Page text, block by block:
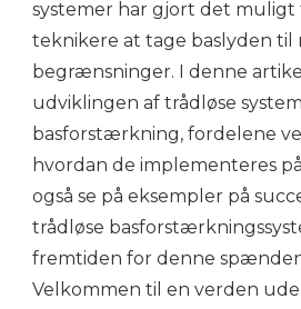
systemer har gjort det muligt
teknikere at tage baslyden til
begrænsninger. I denne
udviklingen af trådløse
basforstærkning, fordelene
hvordan de implementeres på
også se på eksempler på
trådløse
fremtiden for denne
Velkommen til en verden